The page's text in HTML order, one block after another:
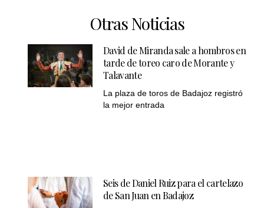
Otras Noticias
David de Miranda sale a hombros en
tarde de toreo caro de Morante y
Talavante
La plaza de toros de Badajoz registró
la mejor entrada
Seis de Daniel Ruiz para el cartelazo
de San Juan en Badajoz